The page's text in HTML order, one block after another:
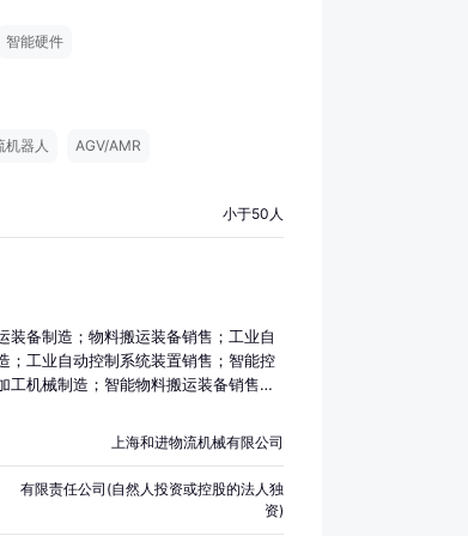
智能硬件
机器人 AGV/AMR
小于50人
装备制造；物料搬运装备销售；工业自
；工业自动控制系统装置销售；智能控
工机械制造；智能物料搬运装备销售；
人的研发；专用设备制造（不含许可类
术服务、技术开发、技术咨询、技术交
推广；软件开发；普通机械设备安装服
维护（不含特种设备）；通用设备制造
上海和进物流机械有限公司
有限责任公司(自然人投资或控股的法人独
资)